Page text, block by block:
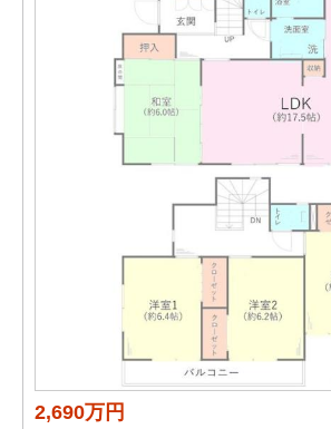
2,690万円